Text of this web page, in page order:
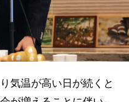
気温が高い日が続くと